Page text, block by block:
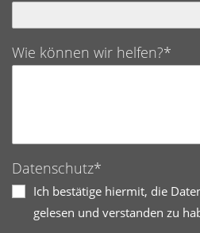
Wie können wir helfen?*
Datenschutz*
Ich bestätige hiermit, die
gelesen und verstanden zu